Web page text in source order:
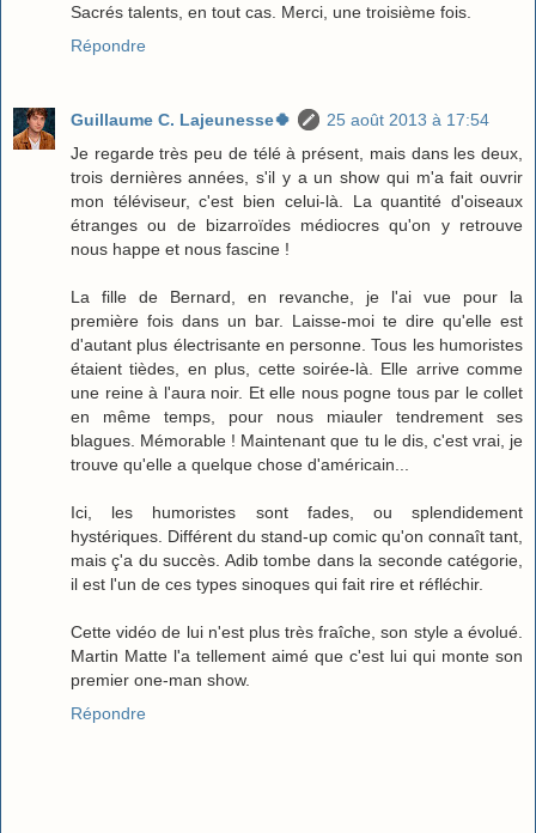
Sacrés talents, en tout cas. Merci, une troisième fois.
Répondre
Guillaume C. Lajeunesse🍀
25 août 2013 à 17:54
Je regarde très peu de télé à présent, mais dans les deux,
trois dernières années, s'il y a un show qui m'a fait ouvrir
mon téléviseur, c'est bien celui-là. La quantité d'oiseaux
étranges ou de bizarroïdes médiocres qu'on y retrouve
nous happe et nous fascine !
La fille de Bernard, en revanche, je l'ai vue pour la
première fois dans un bar. Laisse-moi te dire qu'elle est
d'autant plus électrisante en personne. Tous les humoristes
étaient tièdes, en plus, cette soirée-là. Elle arrive comme
une reine à l'aura noir. Et elle nous pogne tous par le collet
en même temps, pour nous miauler tendrement ses
blagues. Mémorable ! Maintenant que tu le dis, c'est vrai, je
trouve qu'elle a quelque chose d'américain...
Ici, les humoristes sont fades, ou splendidement
hystériques. Différent du stand-up comic qu'on connaît tant,
mais ç'a du succès. Adib tombe dans la seconde catégorie,
il est l'un de ces types sinoques qui fait rire et réfléchir.
Cette vidéo de lui n'est plus très fraîche, son style a évolué.
Martin Matte l'a tellement aimé que c'est lui qui monte son
premier one-man show.
Répondre